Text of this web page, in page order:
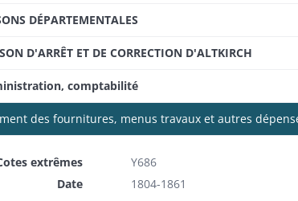
DÉPARTEMENTALES
D'ARRÊT ET DE CORRECTION D'ALTKIRCH
comptabilité
des fournitures, menus travaux et autres
extrêmes
Y686
Date
1804-1861